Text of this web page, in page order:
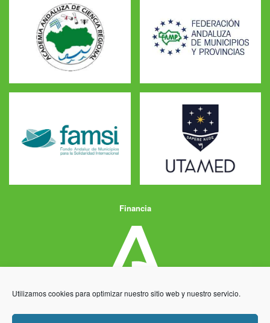
Utilizamos cookies para optimizar nuestro sitio web y nuestro servicio.
Financia